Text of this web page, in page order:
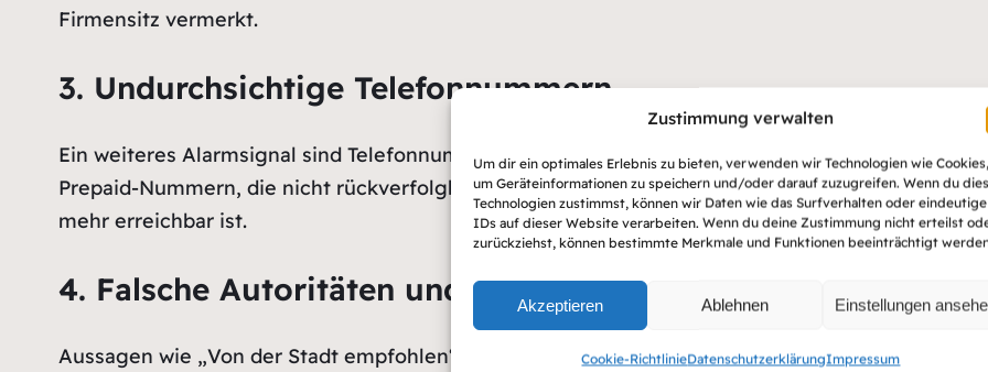
Zustimmung verwalten
Um dir ein optimales Erlebnis zu bieten, verwenden wir Technologien wie Cookies,
um Geräteinformationen zu speichern und/oder darauf zuzugreifen. Wenn du
Technologien zustimmst, können wir Daten wie das Surfverhalten oder eindeutige
IDs auf dieser Website verarbeiten. Wenn du deine Zustimmung nicht erteilst
zurückziehst, können bestimmte Merkmale und Funktionen beeinträchtigt
Akzeptieren Ablehnen Einstellungen
Cookie-RichtlinieDatenschutzerklärungImpressum
Firmensitz vermerkt.
3. Undurchsichtige Telefonnummern
Ein weiteres Alarmsignal sind Telefonnummern mit ausländischer Vorwahl oder auffällig vielen
Prepaid-Nummern, die nicht rückverfolgbar sind. Ein Rückruf wird dann schwierig – besonders,
mehr erreichbar ist.
4. Falsche Autoritäten und Fake-Bewertungen
Aussagen wie „Von der Stadt empfohlen“, „Mit der Versicherung kooperierend“ oder